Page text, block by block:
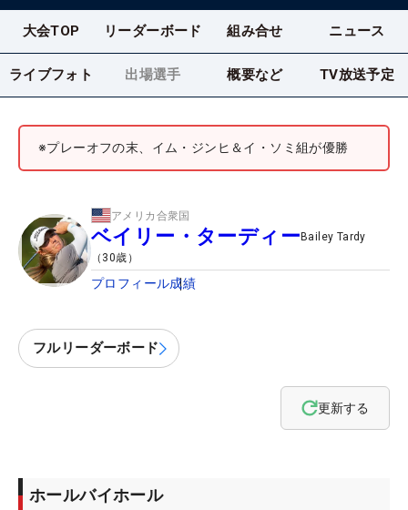
大会TOP リーダーボード 組み合せ ニュース
ライブフォト 出場選手 概要など TV放送予定
※プレーオフの末、イム・ジンヒ＆イ・ソミ組が優勝
アメリカ合衆国
ベイリー・ターディー Bailey Tardy
（ 30歳）
プロフィール成績
フルリーダーボード
更新する
ホールバイホール